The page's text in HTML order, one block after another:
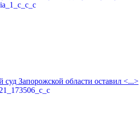
Запорожской области оставил <...>